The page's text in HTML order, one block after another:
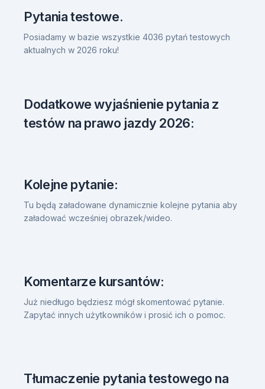
Pytania testowe.
Posiadamy w bazie wszystkie 4036 pytań testowych
aktualnych w 2026 roku!
Dodatkowe wyjaśnienie pytania z
testów na prawo jazdy 2026:
Kolejne pytanie:
Tu będą załadowane dynamicznie kolejne pytania aby
załadować wcześniej obrazek/wideo.
Komentarze kursantów:
Już niedługo będziesz mógł skomentować pytanie.
Zapytać innych użytkowników i prosić ich o pomoc.
Tłumaczenie pytania testowego na